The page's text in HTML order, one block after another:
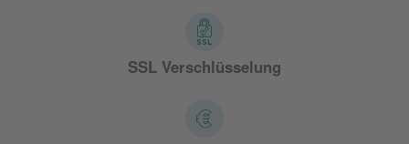
SSL Verschlüsselung